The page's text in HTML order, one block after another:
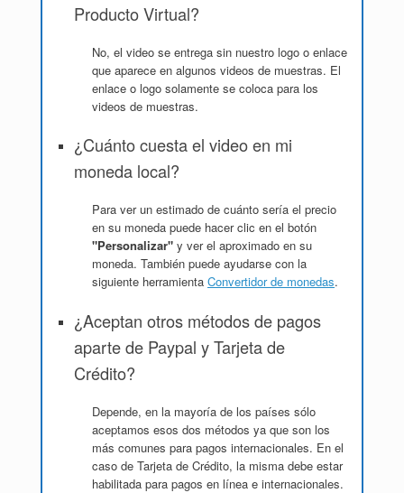
Producto Virtual?
No, el video se entrega sin nuestro logo o enlace
que aparece en algunos videos de muestras. El
enlace o logo solamente se coloca para los
videos de muestras.
¿Cuánto cuesta el video en mi
moneda local?
Para ver un estimado de cuánto sería el precio
en su moneda puede hacer clic en el botón
"Personalizar" y ver el aproximado en su
moneda. También puede ayudarse con la
siguiente herramienta Convertidor de monedas.
¿Aceptan otros métodos de pagos
aparte de Paypal y Tarjeta de
Crédito?
Depende, en la mayoría de los países sólo
aceptamos esos dos métodos ya que son los
más comunes para pagos internacionales. En el
caso de Tarjeta de Crédito, la misma debe estar
habilitada para pagos en línea e internacionales.